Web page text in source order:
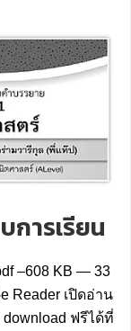
การเรียน
–608 KB — 33
Reader เปิดอ่าน
ฟรีได้ที่